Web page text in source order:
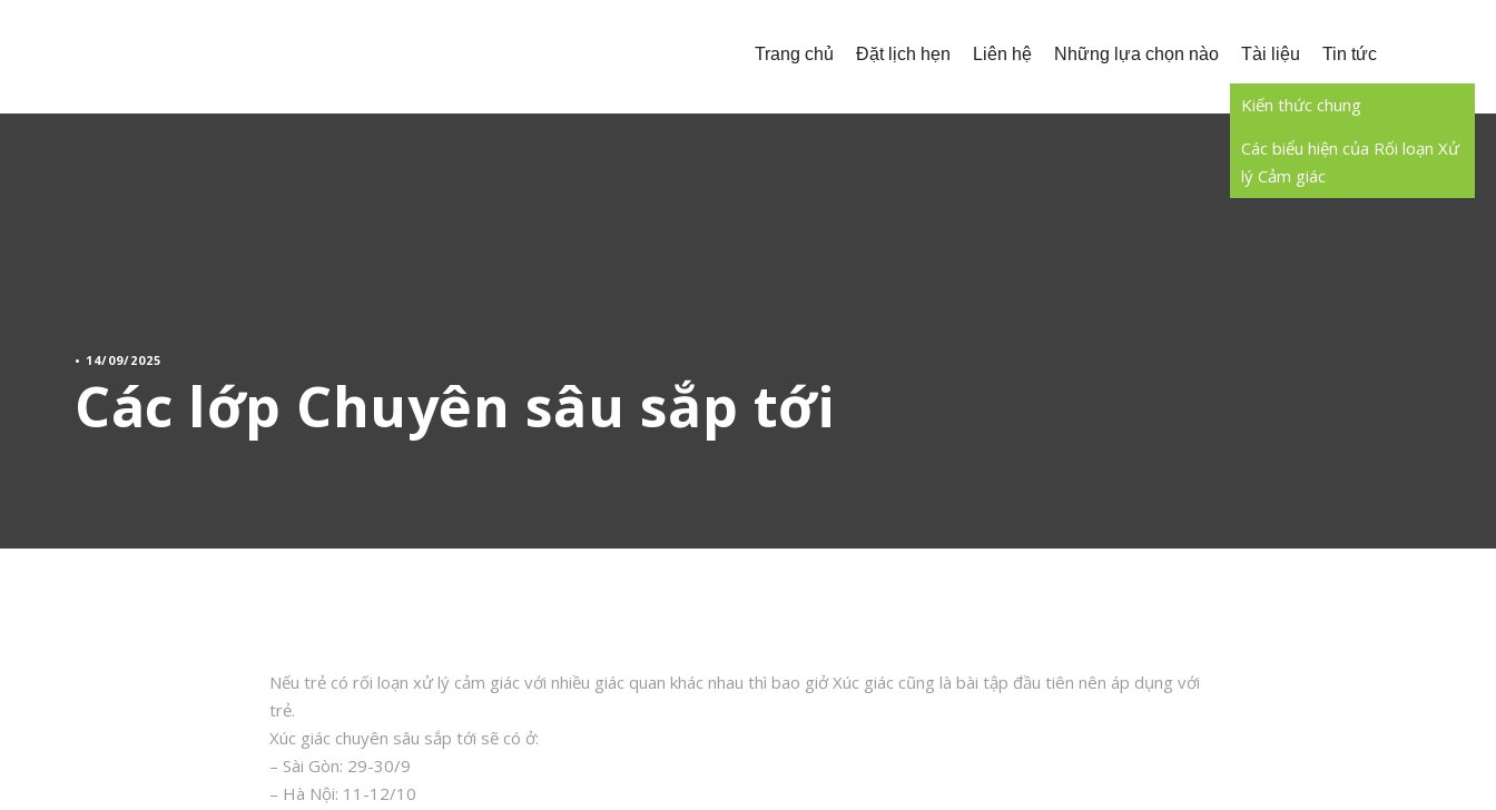
Trang chủ Đặt lịch hẹn Liên hệ Những lựa chọn nào Tài liệu
Kiến thức chung
Các biểu hiện của Rối loạn Xử
lý Cảm giác
Tin tức
• 14/09/2025
Các lớp Chuyên sâu sắp tới
Nếu trẻ có rối loạn xử lý cảm giác với nhiều giác quan khác nhau thì bao giở Xúc giác cũng là bài tập đầu tiên nên áp dụng với
trẻ.
Xúc giác chuyên sâu sắp tới sẽ có ở:
– Sài Gòn: 29-30/9
– Hà Nội: 11-12/10